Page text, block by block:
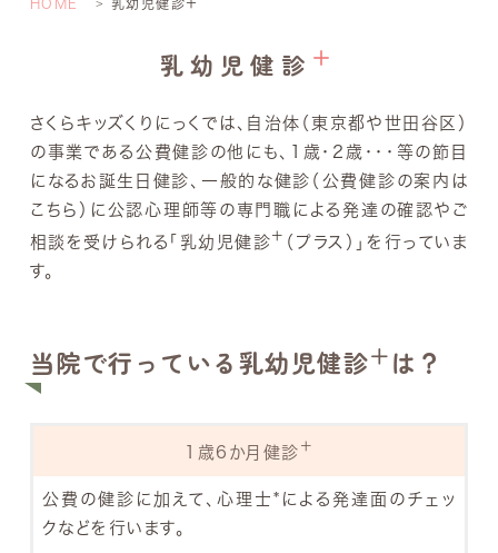
HOME 乳幼児健診＋
乳幼児健診 ＋
さくらキッズくりにっくでは、自治体（東京都や世田谷区）
の事業である公費健診の他にも、1歳・2歳・・・等の節目
になるお誕生日健診、一般的な健診（公費健診の案内は
こちら）に公認心理師等の専門職による発達の確認やご
相談を受けられる「乳幼児健診＋ （プラス）」を行っていま
す。
当院で行っている乳幼児健診＋は？
1歳6か月健診 ＋
公費の健診に加えて、心理士*による発達面のチェッ
クなどを行います。